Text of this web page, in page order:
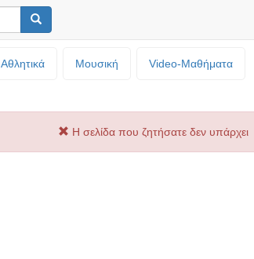
Αθλητικά Μουσική Video-Mαθήματα
Η σελίδα που ζητήσατε δεν υπάρχει